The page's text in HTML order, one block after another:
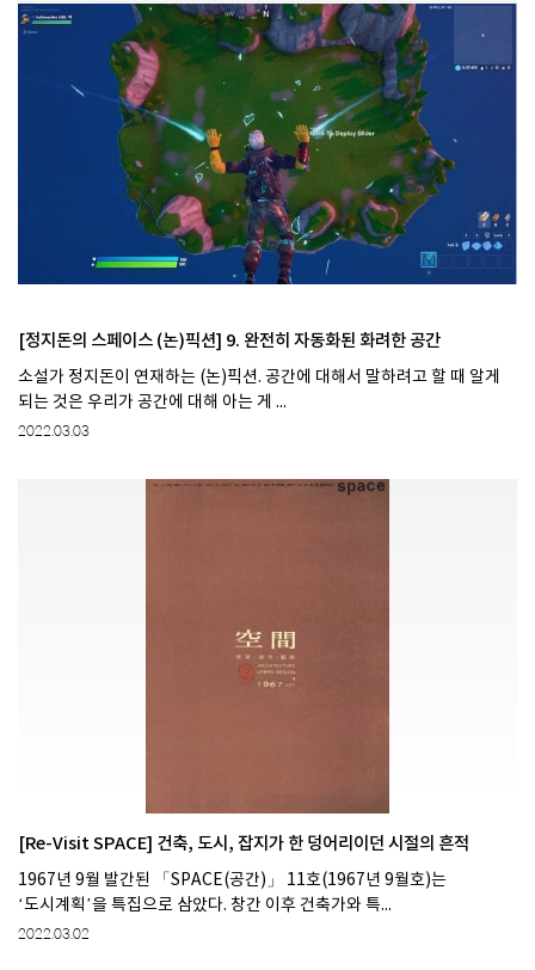
[정지돈의 스페이스 (논)픽션] 9. 완전히 자동화된 화려한 공간
소설가 정지돈이 연재하는 (논)픽션. 공간에 대해서 말하려고 할 때 알게
되는 것은 우리가 공간에 대해 아는 게 ...
2022.03.03
[Re-Visit SPACE] 건축, 도시, 잡지가 한 덩어리이던 시절의 흔적
1967년 9월 발간된 「SPACE(공간)」 11호(1967년 9월호)는
‘도시계획’을 특집으로 삼았다. 창간 이후 건축가와 특...
2022.03.02